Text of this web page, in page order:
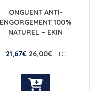
ONGUENT ANTI-
ENGORGEMENT 100%
NATUREL – EKIN
21,67€ 26,00€ TTC